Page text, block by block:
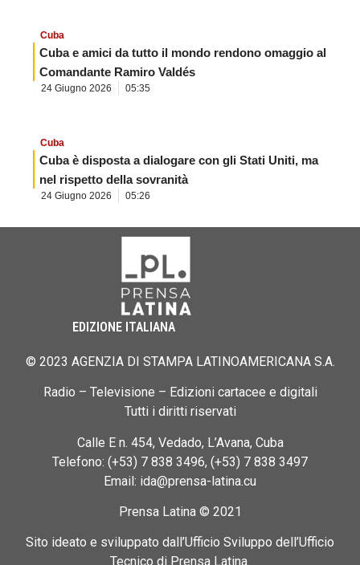
Cuba
Cuba e amici da tutto il mondo rendono omaggio al
Comandante Ramiro Valdés
24 Giugno 2026 05:35
Cuba
Cuba è disposta a dialogare con gli Stati Uniti, ma
nel rispetto della sovranità
24 Giugno 2026 05:26
EDIZIONE ITALIANA
© 2023 AGENZIA DI STAMPA LATINOAMERICANA S.A.
Radio – Televisione – Edizioni cartacee e digitali
Tutti i diritti riservati
Calle E n. 454, Vedado, L’Avana, Cuba
Telefono: (+53) 7 838 3496, (+53) 7 838 3497
Email: ida@prensa-latina.cu
Prensa Latina © 2021
Sito ideato e sviluppato dall’Ufficio Sviluppo dell’Ufficio
Tecnico di Prensa Latina.